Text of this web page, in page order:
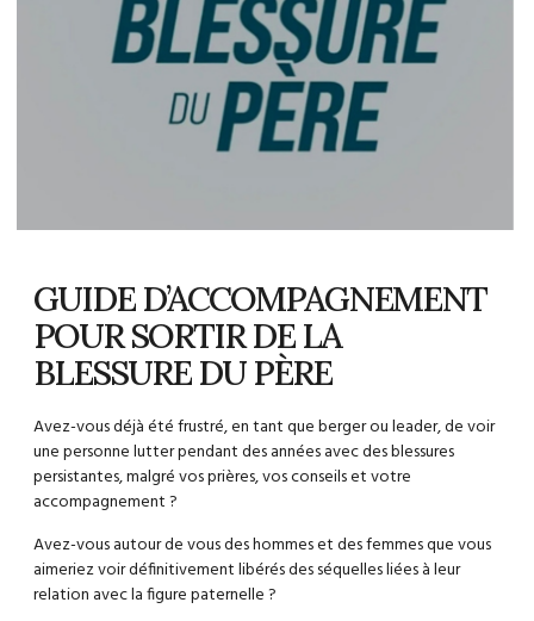
GUIDE D’ACCOMPAGNEMENT
POUR SORTIR DE LA
BLESSURE DU PÈRE
Avez-vous déjà été frustré, en tant que berger ou leader, de voir
une personne lutter pendant des années avec des blessures
persistantes, malgré vos prières, vos conseils et votre
accompagnement ?
Avez-vous autour de vous des hommes et des femmes que vous
aimeriez voir définitivement libérés des séquelles liées à leur
relation avec la figure paternelle ?